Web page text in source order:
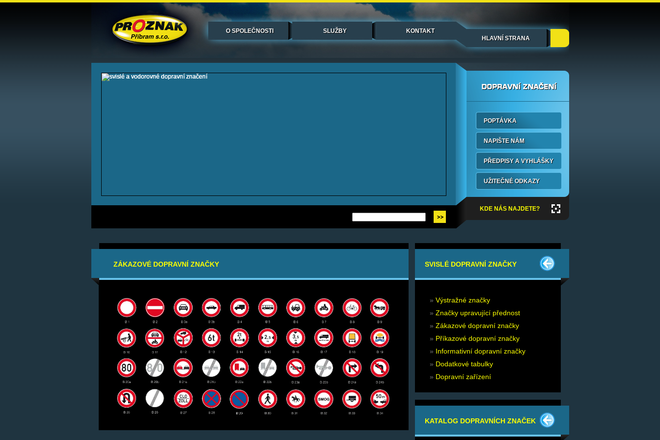
O SPOLEČNOSTI
HLAVNÍ STRANA
SLUŽBY KONTAKT
POPTÁVKA
NAPIŠTE NÁM
PŘEDPISY A VYHLÁŠKY
UŽITEČNÉ ODKAZY
KDE NÁS NAJDETE?
ZÁKAZOVÉ DOPRAVNÍ ZNAČKY SVISLÉ DOPRAVNÍ ZNAČKY
Výstražné značky
Značky upravující přednost
Zákazové dopravní značky
Příkazové dopravní značky
Informativní dopravní značky
Dodatkové tabulky
Dopravní zařízení
KATALOG DOPRAVNÍCH ZNAČEK